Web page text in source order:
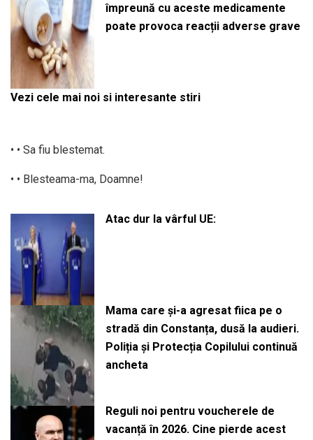
împreună cu aceste medicamente
poate provoca reacții adverse grave
Vezi cele mai noi si interesante stiri
• • Sa fiu blestemat.
• • Blesteama-ma, Doamne!
Atac dur la vârful UE:
Mama care și-a agresat fiica pe o
stradă din Constanța, dusă la audieri.
Poliția și Protecția Copilului continuă
ancheta
Reguli noi pentru voucherele de
vacanță în 2026. Cine pierde acest